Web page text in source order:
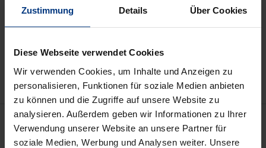
Zustimmung Details Über Cookies
Diese Webseite verwendet Cookies
Wir verwenden Cookies, um Inhalte und Anzeigen zu
personalisieren, Funktionen für soziale Medien anbieten
zu können und die Zugriffe auf unsere Website zu
analysieren. Außerdem geben wir Informationen zu Ihrer
Verwendung unserer Website an unsere Partner für
soziale Medien, Werbung und Analysen weiter. Unsere
In den Warenkorb
Hinweise zu Versandkosten
Beschreibung